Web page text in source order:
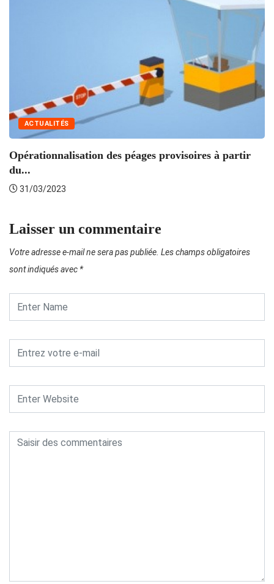
ACTUALITÉS
Opérationnalisation des péages provisoires à partir
du...
31/03/2023
Laisser un commentaire
Votre adresse e-mail ne sera pas publiée. Les champs obligatoires
sont indiqués avec *